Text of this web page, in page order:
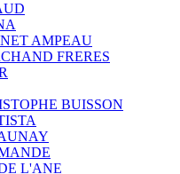
AMPEAU
FRERES
BUISSON
L'ANE